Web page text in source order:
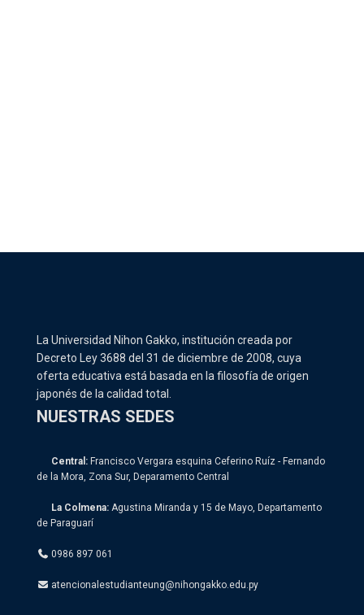
La Universidad Nihon Gakko, institución creada por
Decreto Ley 3688 del 31 de diciembre de 2008, cuya
oferta educativa está basada en la filosofía de origen
japonés de la calidad total.
NUESTRAS SEDES
Central: Francisco Vergara esquina Ceferino Ruíz - Fernando
de la Mora, Zona Sur, Deparamento Central
La Colmena: Agustina Miranda y 15 de Mayo, Departamento
de Paraguarí
0986 897 061
atencionalestudianteung@nihongakko.edu.py